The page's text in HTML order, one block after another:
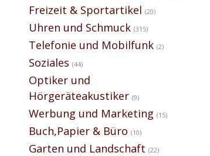
Freizeit & Sportartikel (20)
Uhren und Schmuck (315)
Telefonie und Mobilfunk (2)
Soziales (44)
Optiker und
Hörgeräteakustiker (9)
Werbung und Marketing (15)
Buch,Papier & Büro (10)
Garten und Landschaft (22)